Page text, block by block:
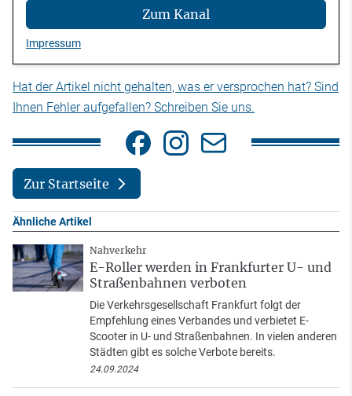
Zum Kanal
Impressum
Hat der Artikel nicht gehalten, was er versprochen hat? Sind
Ihnen Fehler aufgefallen? Schreiben Sie uns.
Zur Startseite
Ähnliche Artikel
Nahverkehr
E-Roller werden in Frankfurter U- und
Straßenbahnen verboten
Die Verkehrsgesellschaft Frankfurt folgt der
Empfehlung eines Verbandes und verbietet E-
Scooter in U- und Straßenbahnen. In vielen anderen
Städten gibt es solche Verbote bereits.
24.09.2024